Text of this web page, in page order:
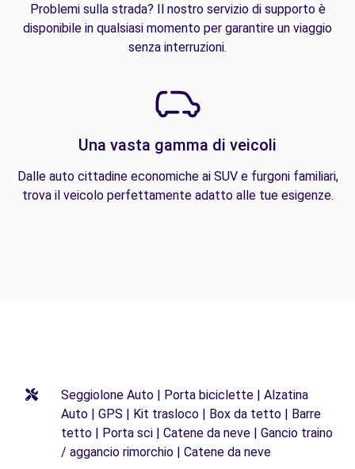
Problemi sulla strada? Il nostro servizio di supporto è
disponibile in qualsiasi momento per garantire un viaggio
senza interruzioni.
Una vasta gamma di veicoli
Dalle auto cittadine economiche ai SUV e furgoni familiari,
trova il veicolo perfettamente adatto alle tue esigenze.
Seggiolone Auto | Porta biciclette | Alzatina
Auto | GPS | Kit trasloco | Box da tetto | Barre
tetto | Porta sci | Catene da neve | Gancio traino
/ aggancio rimorchio | Catene da neve